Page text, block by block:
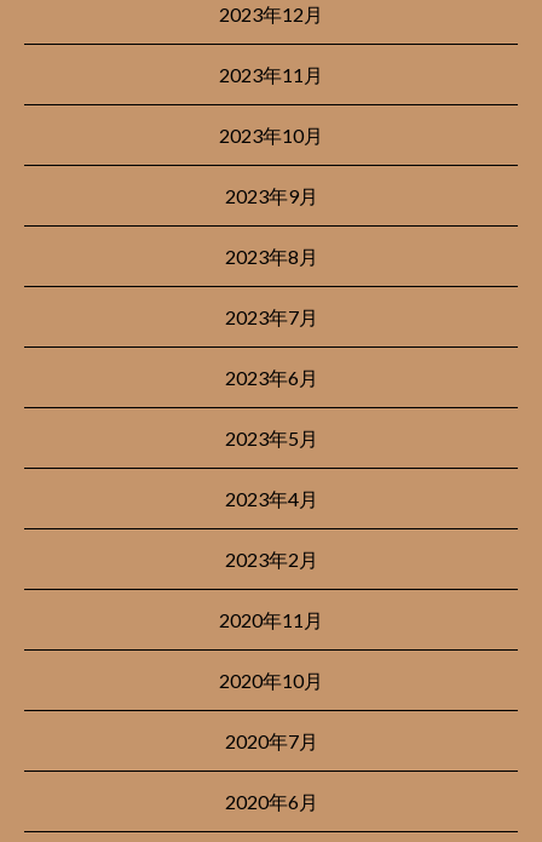
2023年12月
2023年11月
2023年10月
2023年9月
2023年8月
2023年7月
2023年6月
2023年5月
2023年4月
2023年2月
2020年11月
2020年10月
2020年7月
2020年6月